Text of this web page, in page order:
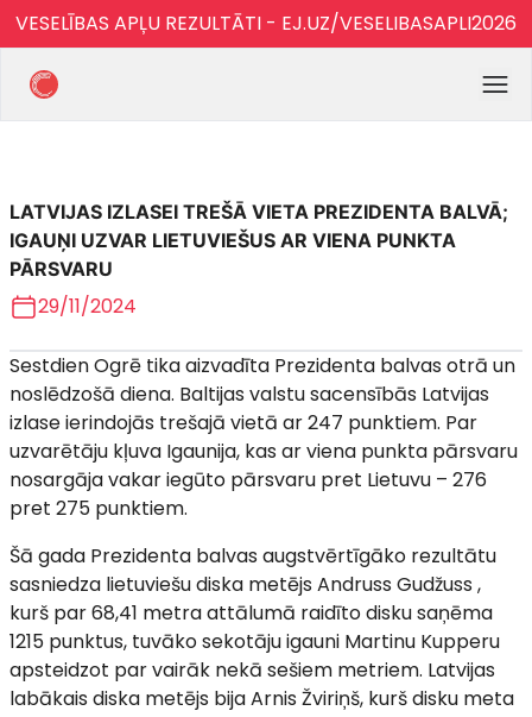
VESELĪBAS APĻU REZULTĀTI - EJ.UZ/VESELIBASAPLI2026
LATVIJAS IZLASEI TREŠĀ VIETA PREZIDENTA BALVĀ;
IGAUŅI UZVAR LIETUVIEŠUS AR VIENA PUNKTA
PĀRSVARU
29/11/2024
Sestdien Ogrē tika aizvadīta Prezidenta balvas otrā un
noslēdzošā diena. Baltijas valstu sacensībās Latvijas
izlase ierindojās trešajā vietā ar 247 punktiem. Par
uzvarētāju kļuva Igaunija, kas ar viena punkta pārsvaru
nosargāja vakar iegūto pārsvaru pret Lietuvu – 276
pret 275 punktiem.
Šā gada Prezidenta balvas augstvērtīgāko rezultātu
sasniedza lietuviešu diska metējs Andruss Gudžuss ,
kurš par 68,41 metra attālumā raidīto disku saņēma
1215 punktus, tuvāko sekotāju igauni Martinu Kupperu
apsteidzot par vairāk nekā sešiem metriem. Latvijas
labākais diska metējs bija Arnis Žviriņš, kurš disku meta